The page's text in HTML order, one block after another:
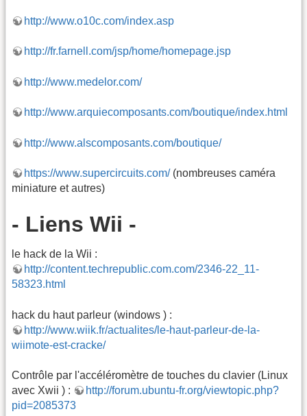
http://www.o10c.com/index.asp
http://fr.farnell.com/jsp/home/homepage.jsp
http://www.medelor.com/
http://www.arquiecomposants.com/boutique/index.html
http://www.alscomposants.com/boutique/
https://www.supercircuits.com/(nombreuses caméra
miniature et autres)
- Liens Wii -
le hack de la Wii :
http://content.techrepublic.com.com/2346-22_11-
58323.html
hack du haut parleur (windows ) :
http://www.wiik.fr/actualites/le-haut-parleur-de-la-
wiimote-est-cracke/
Contrôle par l'accéléromètre de touches du clavier (Linux
avec Xwii ) :
http://forum.ubuntu-fr.org/viewtopic.php?
pid=2085373